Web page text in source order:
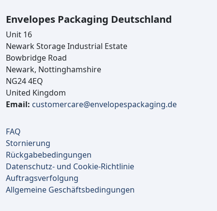
Envelopes Packaging Deutschland
Unit 16
Newark Storage Industrial Estate
Bowbridge Road
Newark, Nottinghamshire
NG24 4EQ
United Kingdom
Email: customercare@envelopespackaging.de
FAQ
Stornierung
Rückgabebedingungen
Datenschutz- und Cookie-Richtlinie
Auftragsverfolgung
Allgemeine Geschäftsbedingungen